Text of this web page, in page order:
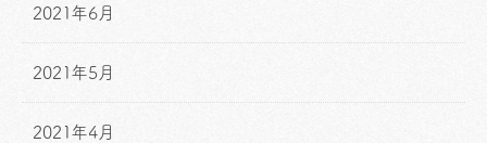
2021年6月
2021年5月
2021年4月